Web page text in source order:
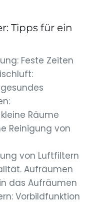
Tipps für ein
Feste Zeiten
Räume
Reinigung von
von Luftfiltern
Aufräumen
das Aufräumen
Vorbildfunktion